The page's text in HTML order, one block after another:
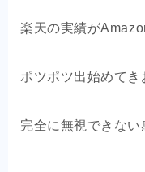
楽天の実績が
ポツポツ出始めてき
完全に無視できない